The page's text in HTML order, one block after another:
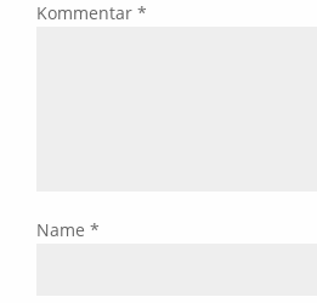
Kommentar *
Name *